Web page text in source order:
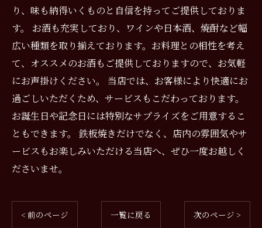
り、味も納得いくものと自信を持ってご提供しておりま
す。 お酒も充実しており、ワインや日本酒、焼酎など幅
広い種類を取り揃えております。お料理との相性を考え
て、オススメのお酒もご提供しておりますので、お気軽
にお声掛けください。 当店では、お客様により快適にお
過ごしいただくため、サービスもこだわっております。
お誕生日や記念日には特別なサプライズをご用意するこ
ともできます。 鉄板焼きだけでなく、店内の雰囲気やサ
ービスもお楽しみいただける当店へ、ぜひ一度お越しく
ださいませ。
< 前のページ 一覧に戻る 次のページ >